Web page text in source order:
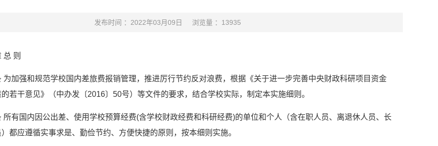
发布时间 ：2022年03月09日 浏览量 ： 13935
总 则
为加强和规范学校国内差旅费报销管理，推进厉行节约反对浪费，根据《关于进一步完善中央财政科研项目资金
若干意见》（中办发〔2016〕50号）等文件的要求，结合学校实际，制定本实施细则。
所有国内因公出差、使用学校预算经费(含学校财政经费和科研经费)的单位和个人（含在职人员、离退休人员、长
都应遵循实事求是、勤俭节约、方便快捷的原则，按本细则实施。